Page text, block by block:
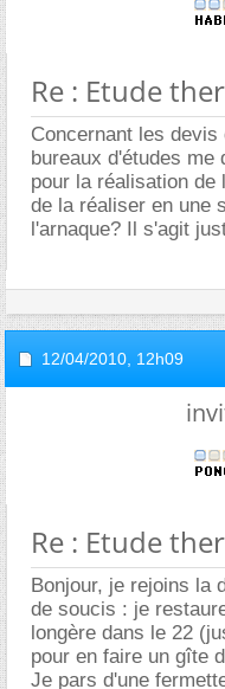
Re : Etude
Concernant les
bureaux d'études me
pour la réalisation de
de la réaliser en une
l'arnaque? Il s'agit
12/04/2010, 12h09
Re : Etude
Bonjour, je rejoins la
de soucis : je
longère dans le 22
pour en faire un gîte
Je pars d'une